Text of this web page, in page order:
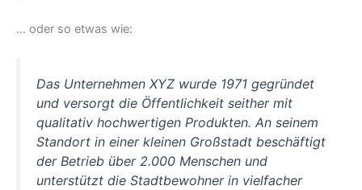
… oder so etwas wie:
Das Unternehmen XYZ wurde 1971 gegründet
und versorgt die Öffentlichkeit seither mit
qualitativ hochwertigen Produkten. An seinem
Standort in einer kleinen Großstadt beschäftigt
der Betrieb über 2.000 Menschen und
unterstützt die Stadtbewohner in vielfacher